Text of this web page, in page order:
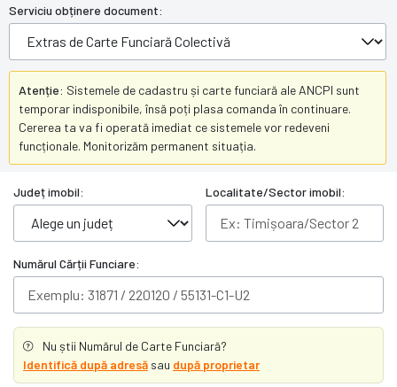
Serviciu obținere document:
Atenție: Sistemele de cadastru și carte funciară ale ANCPI sunt
temporar indisponibile, însă poți plasa comanda în continuare.
Cererea ta va fi operată imediat ce sistemele vor redeveni
funcționale. Monitorizăm permanent situația.
Județ imobil: Localitate/Sector imobil:
Numărul Cărții Funciare:
Nu știi Numărul de Carte Funciară?
Identifică după adresă sau după proprietar